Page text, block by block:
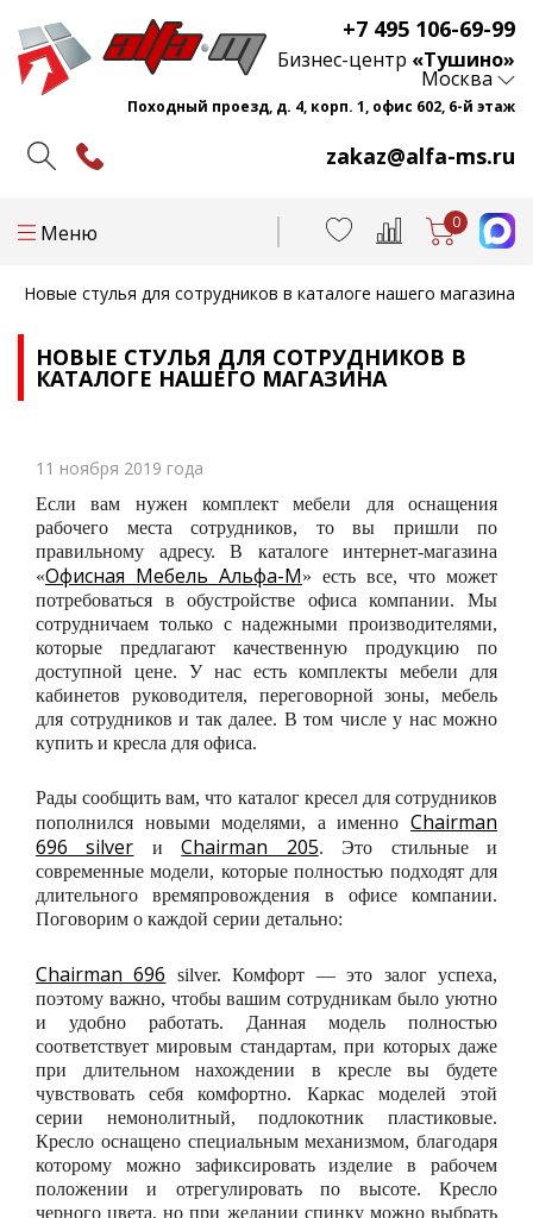
+7 495 106-69-99
zakaz@alfa-ms.ru
Бизнес-центр «Тушино»
Москва
Походный проезд, д. 4, корп. 1, офис 602, 6-й этаж
Меню 0
Новые стулья для сотрудников в каталоге нашего магазина
НОВЫЕ СТУЛЬЯ ДЛЯ СОТРУДНИКОВ В
КАТАЛОГЕ НАШЕГО МАГАЗИНА
11 ноября 2019 года
Если вам нужен комплект мебели для оснащения
рабочего места сотрудников, то вы пришли по
правильному адресу. В каталоге интернет-магазина
«Офисная Мебель Альфа-М» есть все, что может
потребоваться в обустройстве офиса компании. Мы
сотрудничаем только с надежными производителями,
которые предлагают качественную продукцию по
доступной цене. У нас есть комплекты мебели для
кабинетов руководителя, переговорной зоны, мебель
для сотрудников и так далее. В том числе у нас можно
купить и кресла для офиса.
Рады сообщить вам, что каталог кресел для сотрудников
пополнился новыми моделями, а именно Chairman
696 silver иChairman 205. Это стильные и
современные модели, которые полностью подходят для
длительного времяпровождения в офисе компании.
Поговорим о каждой серии детально:
Chairman 696 silver. Комфорт — это залог успеха,
поэтому важно, чтобы вашим сотрудникам было уютно
и удобно работать. Данная модель полностью
соответствует мировым стандартам, при которых даже
при длительном нахождении в кресле вы будете
чувствовать себя комфортно. Каркас моделей этой
серии немонолитный, подлокотник пластиковые.
Кресло оснащено специальным механизмом, благодаря
которому можно зафиксировать изделие в рабочем
положении и отрегулировать по высоте. Кресло
черного цвета, но при желании спинку можно выбрать